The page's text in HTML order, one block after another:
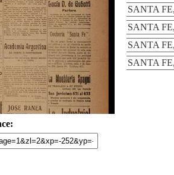
SANTA
SANTA
SANTA
SANTA